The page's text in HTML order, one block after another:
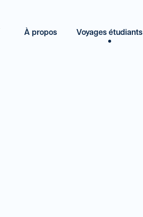
À propos Voyages étudiants